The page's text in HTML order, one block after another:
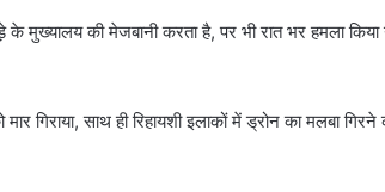
मुख्यालय की मेजबानी करता है, पर भी रात भर हमला
गिराया, साथ ही रिहायशी इलाकों में ड्रोन का मलबा